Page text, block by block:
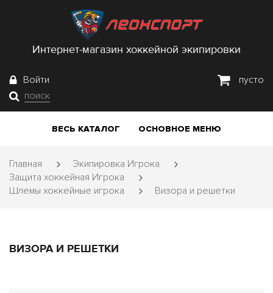
Интернет-магазин хоккейной экипировки
Войти
поиск
пусто
ВЕСЬ КАТАЛОГ ОСНОВНОЕ МЕНЮ
Главная
Экипировка Игрока
Защита хоккейная Игрока
Шлемы хоккейные игрока
Визора и решетки
ВИЗОРА И РЕШЕТКИ